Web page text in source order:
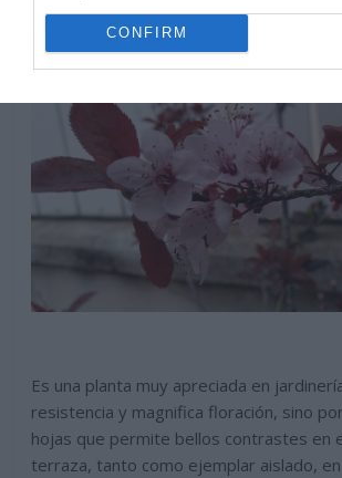
CONFIRM
Es una planta muy apreciada en
resistencia y magnifica floración, sino
hojas que permite bellos contrastes en
terraza, tanto como ejemplar aislado,